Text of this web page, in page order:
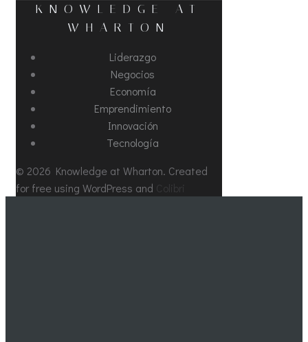
KNOWLEDGE AT
WHARTON
Liderazgo
Negocios
Economía
Emprendimiento
Innovación
Tecnología
© 2026 Knowledge at Wharton. Created
for free using WordPress and Colibri